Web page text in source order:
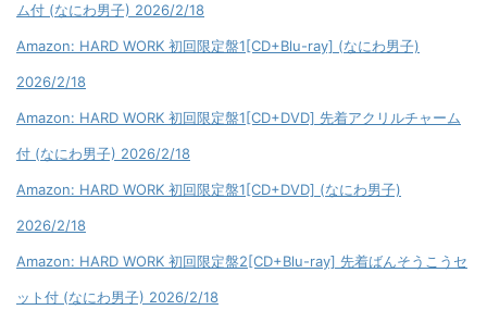
ム付 (なにわ男子) 2026/2/18
Amazon: HARD WORK 初回限定盤1[CD+Blu-ray] (なにわ男子)
2026/2/18
Amazon: HARD WORK 初回限定盤1[CD+DVD] 先着アクリルチャーム
付 (なにわ男子) 2026/2/18
Amazon: HARD WORK 初回限定盤1[CD+DVD] (なにわ男子)
2026/2/18
Amazon: HARD WORK 初回限定盤2[CD+Blu-ray] 先着ばんそうこうセ
ット付 (なにわ男子) 2026/2/18